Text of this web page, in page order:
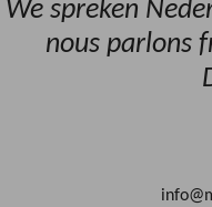
We spreken
nous parlons